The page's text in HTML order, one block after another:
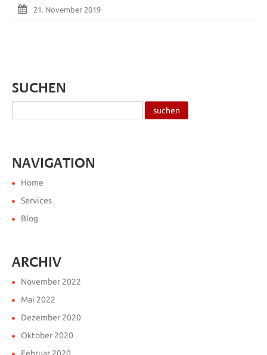
21. November 2019
SUCHEN
NAVIGATION
Home
Services
Blog
ARCHIV
November 2022
Mai 2022
Dezember 2020
Oktober 2020
Februar 2020